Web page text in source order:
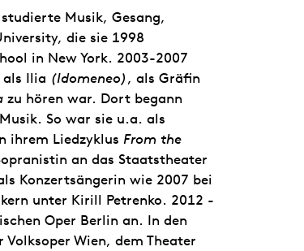
Musik, Gesang,
die sie 1998
in New York. 2003-2007
Ilia (Idomeneo), als Gräfin
zu hören war. Dort begann
So war sie u.a. als
ihrem Liedzyklus From the
an das Staatstheater
Konzertsängerin wie 2007 bei
unter Kirill Petrenko. 2012 -
Oper Berlin an. In den
Wien, dem Theater